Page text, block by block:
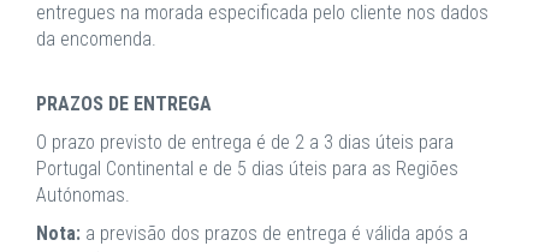
entregues na morada especificada pelo cliente nos dados
da encomenda.
PRAZOS DE ENTREGA
O prazo previsto de entrega é de 2 a 3 dias úteis para
Portugal Continental e de 5 dias úteis para as Regiões
Autónomas.
Nota: a previsão dos prazos de entrega é válida após a